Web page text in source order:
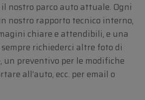
nostro parco auto attuale. Ogni
nostro rapporto tecnico interno,
chiare e attendibili, e una
richiederci altre foto di
un preventivo per le modifiche
all’auto, ecc. per email o